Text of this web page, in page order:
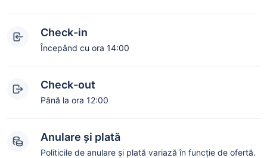
Check-in
Începând cu ora 14:00
Check-out
Până la ora 12:00
Anulare și plată
Politicile de anulare și plată variază în funcție de ofertă.